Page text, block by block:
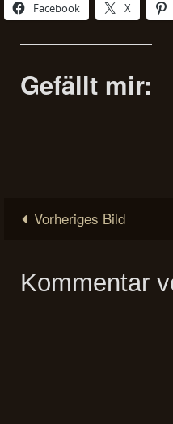
Facebook X
Gefällt mir:
Vorheriges Bild
Kommentar